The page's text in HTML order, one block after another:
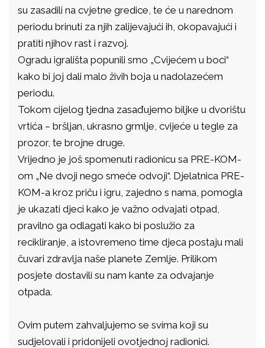
su zasadili na cvjetne gredice, te će u narednom
periodu brinuti za njih zalijevajući ih, okopavajući i
pratiti njihov rast i razvoj.
Ogradu igrališta popunili smo „Cvijećem u boci“
kako bi joj dali malo živih boja u nadolazećem
periodu.
Tokom cijelog tjedna zasađujemo biljke u dvorištu
vrtića – bršljan, ukrasno grmlje, cvijeće u tegle za
prozor, te brojne druge.
Vrijedno je još spomenuti radionicu sa PRE-KOM-
om „Ne dvoji nego smeće odvoji“. Djelatnica PRE-
KOM-a kroz priču i igru, zajedno s nama, pomogla
je ukazati djeci kako je važno odvajati otpad,
pravilno ga odlagati kako bi poslužio za
recikliranje, a istovremeno time djeca postaju mali
čuvari zdravlja naše planete Zemlje. Prilikom
posjete dostavili su nam kante za odvajanje
otpada.
Ovim putem zahvaljujemo se svima koji su
sudjelovali i pridonijeli ovotjednoj radionici.